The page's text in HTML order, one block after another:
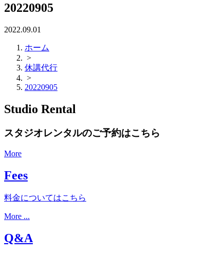
20220905
2022.09.01
ホーム
>
休講代行
>
20220905
Studio Rental
スタジオレンタルのご予約はこちら
More
Fees
料金についてはこちら
More ...
Q&A